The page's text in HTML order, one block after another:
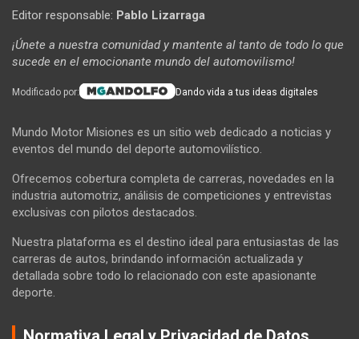
Editor responsable: Pablo Lizarraga
¡Únete a nuestra comunidad y mantente al tanto de todo lo que
sucede en el emocionante mundo del automovilismo!
Modificado por: Dando vida a tus ideas digitales
Mundo Motor Misiones es un sitio web dedicado a noticias y
eventos del mundo del deporte automovilístico.
Ofrecemos cobertura completa de carreras, novedades en la
industria automotriz, análisis de competiciones y entrevistas
exclusivas con pilotos destacados.
Nuestra plataforma es el destino ideal para entusiastas de las
carreras de autos, brindando información actualizada y
detallada sobre todo lo relacionado con este apasionante
deporte.